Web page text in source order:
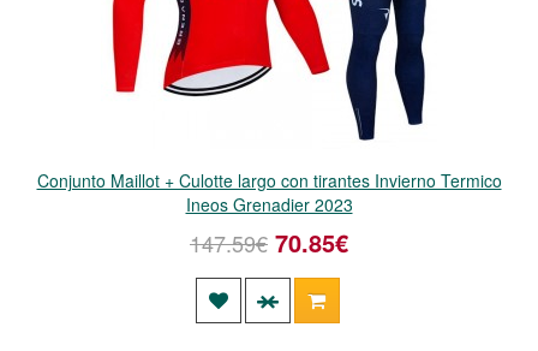
Conjunto Maillot + Culotte largo con tirantes Invierno Termico
Ineos Grenadier 2023
147.59€ 70.85€